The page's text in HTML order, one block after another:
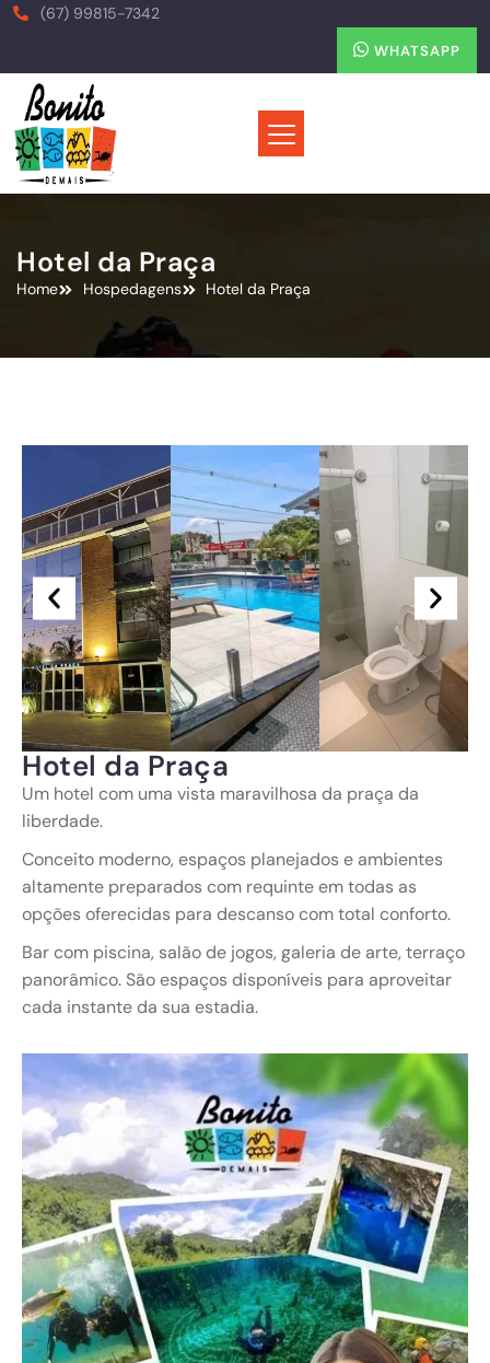
(67) 99815-7342
WHATSAPP
Hotel da Praça
Home Hospedagens Hotel da Praça
Hotel da Praça
Um hotel com uma vista maravilhosa da praça da
liberdade.
Conceito moderno, espaços planejados e ambientes
altamente preparados com requinte em todas as
opções oferecidas para descanso com total conforto.
Bar com piscina, salão de jogos, galeria de arte, terraço
panorâmico. São espaços disponíveis para aproveitar
cada instante da sua estadia.